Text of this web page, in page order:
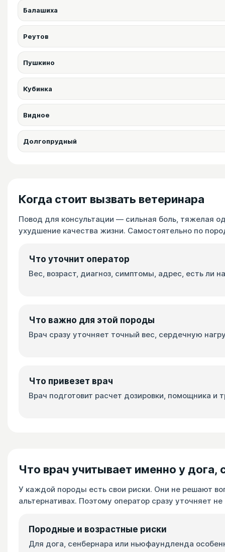
Балашиха
Реутов
Пушкино
Кубинка
Видное
Долгопрудный
Когда стоит вызвать ветеринара
Повод для консультации — сильная боль, тяжелая
ухудшение качества жизни. Самостоятельно по
Что уточнит оператор
Вес, возраст, диагноз, симптомы, адрес, есть ли
Что важно для этой породы
Врач сразу уточняет точный вес, сердечную
Что привезет врач
Врач подготовит расчет дозировки, помощника и
Что врач учитывает именно у
У каждой породы есть свои риски. Они не решают
альтернативах. Поэтому оператор сразу уточняет
Породные и возрастные риски
Для дога, сенбернара или ньюфаундленда